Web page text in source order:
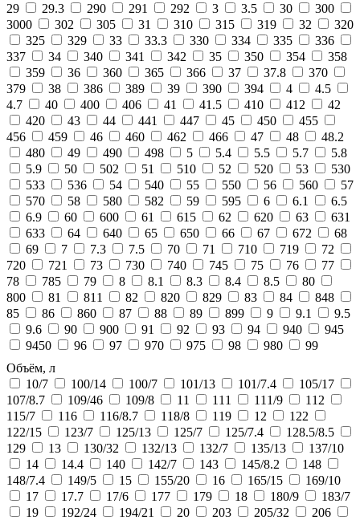
29
29.3 290 291 292 3 3.5 30
300
3000
302 305 31 310 315 319 32
320
325
329 33 33.3 330 334 335
336
337
34 340 341 342 35 350 354
358
359
36 360 365 366 37 37.8
370
379
38 386 389 39 390 394 4
4.5
4.7
40 400 406 41 41.5 410 412
42
420
43 44 441 447 45 450
455
456
459 46 460 462 466 47 48
48.2
480
49 490 498 5 5.4 5.5 5.7
5.8
5.9
50 502 51 510 52 520 53
530
533
536 54 540 55 550 56 560
57
570
58 580 582 59 595 6 6.1
6.5
6.9
60 600 61 615 62 620 63
631
633
64 640 65 650 66 67 672
68
69
7 7.3 7.5 70 71 710 719
72
720
721 73 730 740 745 75 76
77
78
785 79 8 8.1 8.3 8.4 8.5
80
800
81 811 82 820 829 83 84
848
85
86 860 87 88 89 899 9 9.1
9.5
9.6
90 900 91 92 93 94 940
945
9450
96 97 970 975 98 980
99
Объём, л
10/7
100/14 100/7 101/13 101/7.4
105/17
107/8.7
109/46 109/8 11 111 111/9
112
115/7
116 116/8.7 118/8 119 12
122
122/15
123/7 125/13 125/7 125/7.4
128.5/8.5
129
13 130/32 132/13 132/7 135/13
137/10
14
14.4 140 142/7 143 145/8.2
148
148/7.4
149/5 15 155/20 16 165/15
169/10
17
17.7 17/6 177 179 18 180/9
183/7
19
192/24 194/21 20 203 205/32
206